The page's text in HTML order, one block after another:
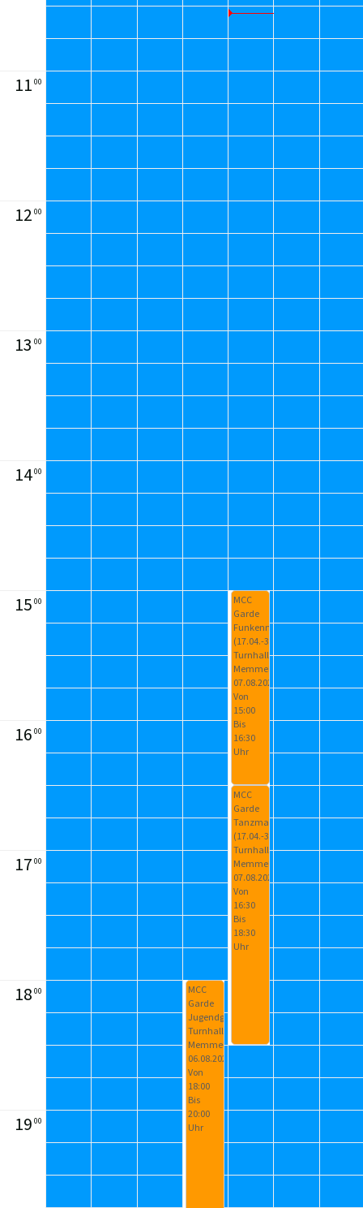
11 00
12 00
13 00
1400
15 00
16 00
17 00
18 00
19 00
MCC
Garde
Jugendgarde
Turnhalle
Memmelsdorf
06.08.2026
Von
18:00
Bis
20:00
Uhr
MCC
Garde
Funkenmariechen
(17.04.-31.10.26)
Turnhalle
Memmelsdorf
07.08.2026
Von
15:00
Bis
16:30
Uhr
MCC
Garde
Tanzmariechen
(17.04.-31.10.26)
Turnhalle
Memmelsdorf
07.08.2026
Von
16:30
Bis
18:30
Uhr